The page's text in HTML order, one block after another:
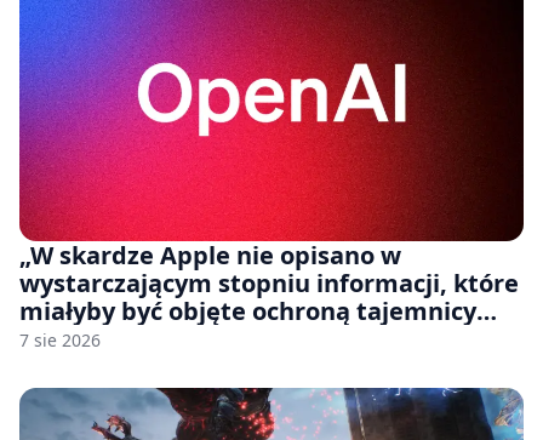
„W skardze Apple nie opisano w
wystarczającym stopniu informacji, które
miałyby być objęte ochroną tajemnicy
handlowej”. OpenAI żąda odrzucenia
7 sie 2026